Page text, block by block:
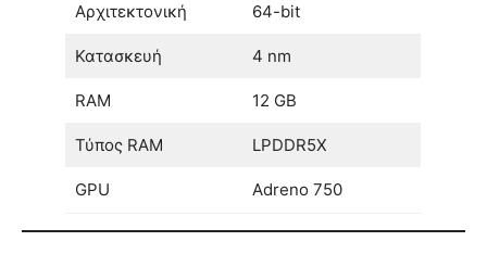
Αρχιτεκτονική 64-bit
Κατασκευή 4 nm
RAM 12 GB
Τύπος RAM LPDDR5X
GPU Adreno 750